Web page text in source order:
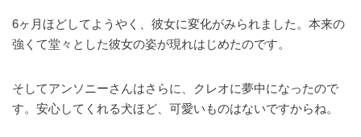
6ヶ月ほどしてようやく、彼女に変化がみられました。本来の
強くて堂々とした彼女の姿が現れはじめたのです。
そしてアンソニーさんはさらに、クレオに夢中になったので
す。安心してくれる犬ほど、可愛いものはないですからね。